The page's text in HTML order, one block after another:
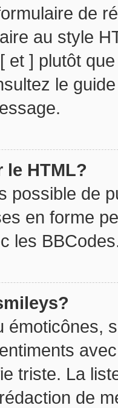
de
au style
et ] plutôt
le
HTML?
possible de
en forme
les
émoticônes,
triste. La
de